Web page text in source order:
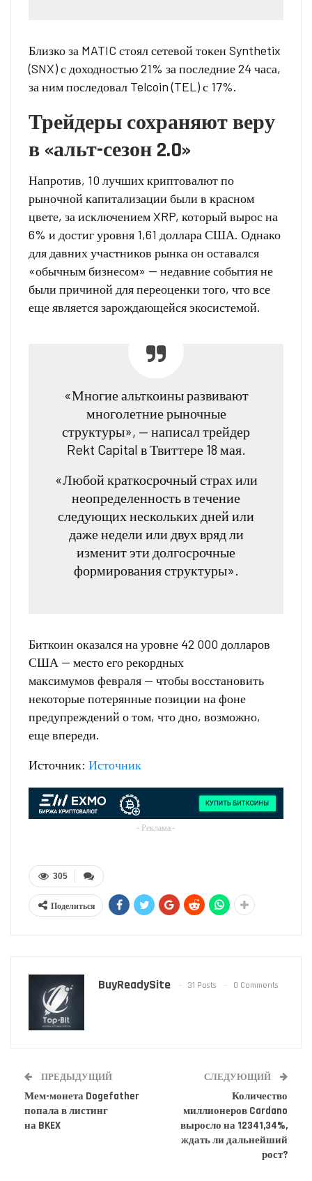
Близко за MATIC стоял сетевой токен Synthetix
(SNX) с доходностью 21% за последние 24 часа,
за ним последовал Telcoin (TEL) с 17%.
Трейдеры сохраняют веру
в «альт-сезон 2.0»
Напротив, 10 лучших криптовалют по
рыночной капитализации были в красном
цвете, за исключением XRP, который вырос на
6% и достиг уровня 1,61 доллара США. Однако
для давних участников рынка он оставался
«обычным бизнесом» — недавние события не
были причиной для переоценки того, что все
еще является зарождающейся экосистемой.
«Многие альткоины развивают
многолетние рыночные
структуры», — написал трейдер
Rekt Capital в Твиттере 18 мая.
«Любой краткосрочный страх или
неопределенность в течение
следующих нескольких дней или
даже недели или двух вряд ли
изменит эти долгосрочные
формирования структуры».
Биткоин оказался на уровне 42 000 долларов
США — место его рекордных
максимумов февраля — чтобы восстановить
некоторые потерянные позиции на фоне
предупреждений о том, что дно, возможно,
еще впереди.
Источник: Источник
- Реклама -
305
Поделиться
BuyReadySite 31 Posts 0 Comments
ПРЕДЫДУЩИЙ
Мем-монета Dogefather
попала в листинг
на BKEX
СЛЕДУЮЩИЙ
Количество
миллионеров Cardano
выросло на 12341,34%,
ждать ли дальнейший
рост?